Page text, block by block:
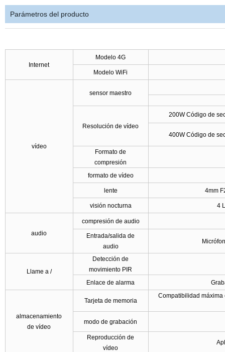
Parámetros del producto
Internet
Modelo 4G
Modelo WiFi
vídeo
sensor maestro
Resolución de vídeo
200W Código de
400W Código de
Formato de
compresión
formato de vídeo
lente 4mm
visión nocturna 4
audio
compresión de audio
Entrada/salida de
audio
Llame a /
Detección de
movimiento PIR
Enlace de alarma
almacenamiento
de vídeo
Tarjeta de memoria
Compatibilidad máxima
modo de grabación
Reproducción de
vídeo